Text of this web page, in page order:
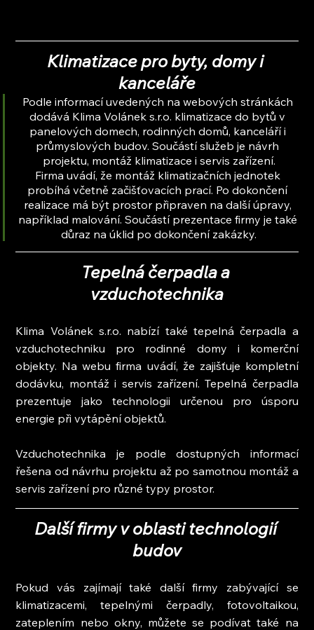
Klimatizace pro byty, domy i
kanceláře
Podle informací uvedených na webových stránkách
dodává Klima Volánek s.r.o. klimatizace do bytů v
panelových domech, rodinných domů, kanceláří i
průmyslových budov. Součástí služeb je návrh
projektu, montáž klimatizace i servis zařízení.
Firma uvádí, že montáž klimatizačních jednotek
probíhá včetně začišťovacích prací. Po dokončení
realizace má být prostor připraven na další úpravy,
například malování. Součástí prezentace firmy je také
důraz na úklid po dokončení zakázky.
Tepelná čerpadla a
vzduchotechnika
Klima Volánek s.r.o. nabízí také tepelná čerpadla a
vzduchotechniku pro rodinné domy i komerční
objekty. Na webu firma uvádí, že zajišťuje kompletní
dodávku, montáž i servis zařízení. Tepelná čerpadla
prezentuje jako technologii určenou pro úsporu
energie při vytápění objektů.
Vzduchotechnika je podle dostupných informací
řešena od návrhu projektu až po samotnou montáž a
servis zařízení pro různé typy prostor.
Další firmy v oblasti technologií
budov
Pokud vás zajímají také další firmy zabývající se
klimatizacemi, tepelnými čerpadly, fotovoltaikou,
zateplením nebo okny, můžete se podívat také na